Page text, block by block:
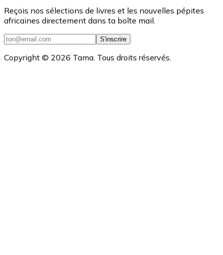
Reçois nos sélections de livres et les nouvelles pépites
africaines directement dans ta boîte mail.
S'inscrire
Copyright © 2026 Tama. Tous droits réservés.